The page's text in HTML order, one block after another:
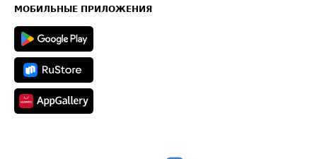
Техническая информация
МОБИЛЬНЫЕ ПРИЛОЖЕНИЯ